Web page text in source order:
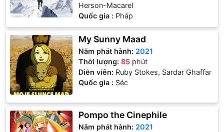
Herson-Macarel
Quốc gia : Pháp
My Sunny Maad
Năm phát hành: 2021
Thời lượng:85 phút
Diễn viên: Ruby Stokes, Sardar Ghaffar
Quốc gia : Séc
Pompo the Cinephile
Năm phát hành: 2021